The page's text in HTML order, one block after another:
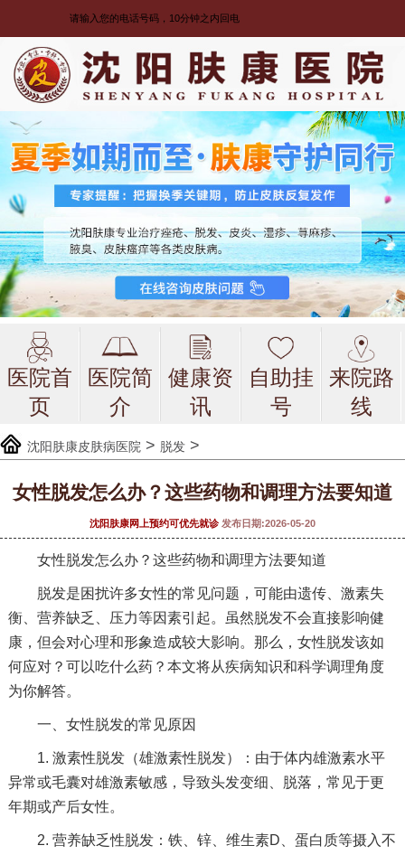
医院首
页
医院简
介
健康资
讯
自助挂
号
来院路
线
沈阳肤康皮肤病医院 > 脱发 >
女性脱发怎么办？这些药物和调理方法要知道
沈阳肤康网上预约可优先就诊 发布日期:2026-05-20
女性脱发怎么办？这些药物和调理方法要知道
脱发是困扰许多女性的常见问题，可能由遗传、激素失
衡、营养缺乏、压力等因素引起。虽然脱发不会直接影响健
康，但会对心理和形象造成较大影响。那么，女性脱发该如
何应对？可以吃什么药？本文将从疾病知识和科学调理角度
为你解答。
一、女性脱发的常见原因
1. 激素性脱发（雄激素性脱发）：由于体内雄激素水平
异常或毛囊对雄激素敏感，导致头发变细、脱落，常见于更
年期或产后女性。
2. 营养缺乏性脱发：铁、锌、维生素D、蛋白质等摄入不